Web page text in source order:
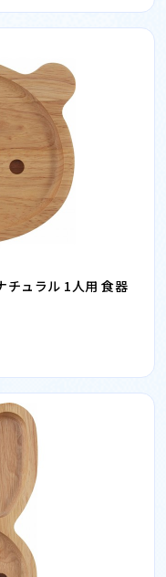
チュラル 1人用 食器